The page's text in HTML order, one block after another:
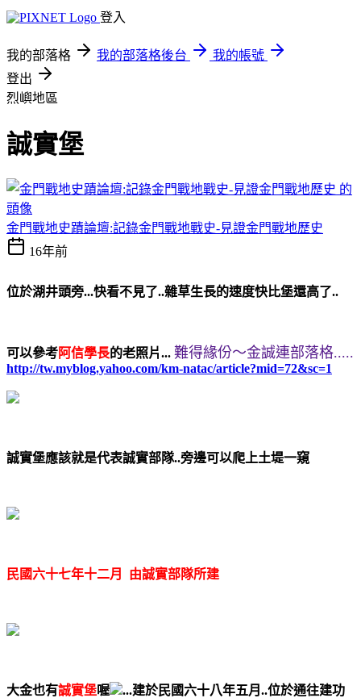
登入
我的部落格 我的部落格後台
我的帳號
登出
烈嶼地區
誠實堡
金門戰地史蹟論壇:記錄金門戰地戰史-見證金門戰地歷史
16年前
位於湖井頭旁...快看不見了..雜草生長的速度快比堡還高了..
可以參考阿信學長的老照片... 難得緣份～金誠連部落格.....
http://tw.myblog.yahoo.com/km-natac/article?mid=72&sc=1
誠實堡應該就是代表誠實部隊..旁邊可以爬上土堤一窺
民國六十七年十二月 由誠實部隊所建
大金也有誠實堡喔
...建於民國六十八年五月..位於通往建功